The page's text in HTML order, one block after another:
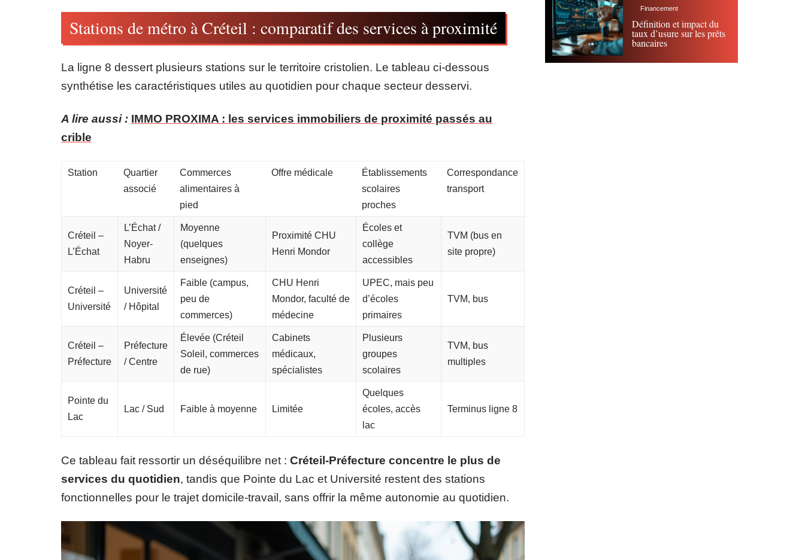
Stations de métro à Créteil : comparatif des services à proximité
La ligne 8 dessert plusieurs stations sur le territoire cristolien. Le tableau ci-dessous
synthétise les caractéristiques utiles au quotidien pour chaque secteur desservi.
A lire aussi : IMMO PROXIMA : les services immobiliers de proximité passés au
crible
Station
Quartier
associé
Commerces
alimentaires à
pied
Offre médicale
Établissements
scolaires
proches
Correspondance
transport
Créteil –
L’Échat
L’Échat /
Noyer-
Habru
Moyenne
(quelques
enseignes)
Proximité CHU
Henri Mondor
Écoles et
collège
accessibles
TVM (bus en
site propre)
Créteil –
Université
Université
/ Hôpital
Faible (campus,
peu de
commerces)
CHU Henri
Mondor, faculté de
médecine
UPEC, mais peu
d’écoles
primaires
TVM, bus
Créteil –
Préfecture
Préfecture
/ Centre
Élevée (Créteil
Soleil, commerces
de rue)
Cabinets
médicaux,
spécialistes
Plusieurs
groupes
scolaires
TVM, bus
multiples
Pointe du
Lac
Lac / Sud Faible à moyenne Limitée
Quelques
écoles, accès
lac
Terminus ligne 8
Ce tableau fait ressortir un déséquilibre net : Créteil-Préfecture concentre le plus de
services du quotidien, tandis que Pointe du Lac et Université restent des stations
fonctionnelles pour le trajet domicile-travail, sans offrir la même autonomie au quotidien.
Financement
Définition et impact du
taux d’usure sur les prêts
bancaires